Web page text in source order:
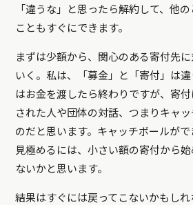
「違うな」と思ったら解約して、他
こともすぐにできます。
まずは少額から、関心のある寄付先
いく。私は、「募金」と「寄付」は
はお金を渡したら終わりですが、寄
された人や団体の対話、つまりキャ
のだと思います。キャッチボールが
見極めるには、小さい額の寄付から
ないかと思います。
結果はすぐには戻ってこないかもし